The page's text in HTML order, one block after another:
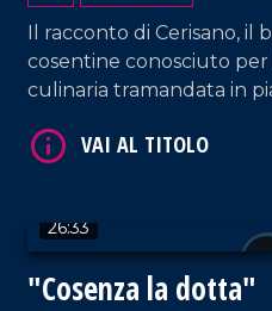
Il racconto di Cerisano, il
cosentine conosciuto
culinaria tramandata in
26:33
"Cosenza la dotta"
VAI AL TITOLO